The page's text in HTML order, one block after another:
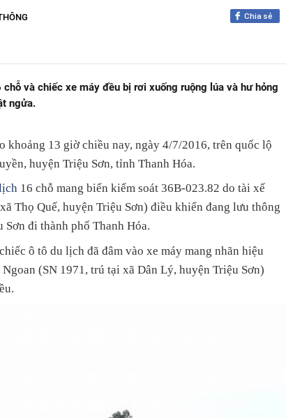
Chia sẻ
và chiếc xe máy đều bị rơi xuống ruộng lúa và hư hỏng
ngửa.
khoảng 13 giờ chiều nay, ngày 4/7/2016, trên quốc lộ
huyện Triệu Sơn, tỉnh Thanh Hóa.
16 chỗ mang biển kiểm soát 36B-023.82 do tài xế
Thọ Quế, huyện Triệu Sơn) điều khiển đang lưu thông
đi thành phố Thanh Hóa.
ô tô du lịch đã đâm vào xe máy mang nhãn hiệu
(SN 1971, trú tại xã Dân Lý, huyện Triệu Sơn)